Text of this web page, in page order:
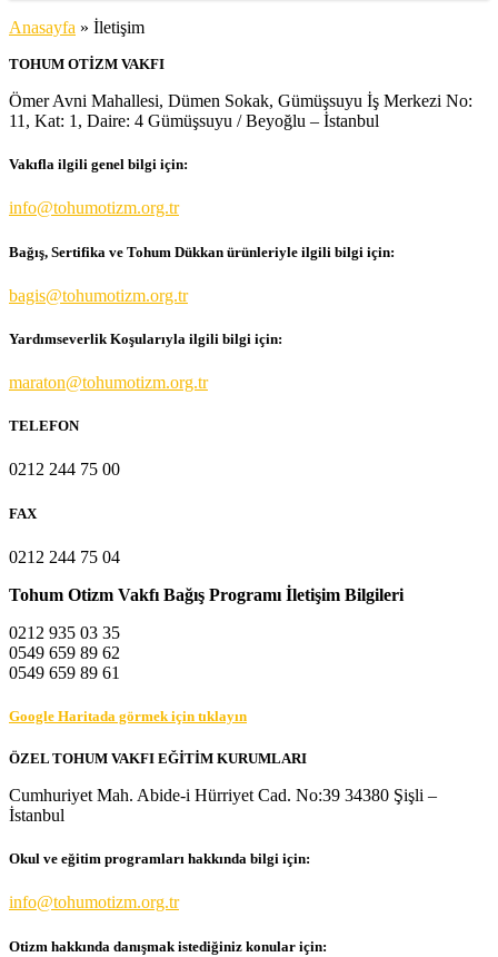
Anasayfa » İletişim
TOHUM OTİZM VAKFI
Ömer Avni Mahallesi, Dümen Sokak, Gümüşsuyu İş Merkezi No:
11, Kat: 1, Daire: 4 Gümüşsuyu / Beyoğlu – İstanbul
Vakıfla ilgili genel bilgi için:
info@tohumotizm.org.tr
Bağış, Sertifika ve Tohum Dükkan ürünleriyle ilgili bilgi için:
bagis@tohumotizm.org.tr
Yardımseverlik Koşularıyla ilgili bilgi için:
maraton@tohumotizm.org.tr
TELEFON
0212 244 75 00
FAX
0212 244 75 04
Tohum Otizm Vakfı Bağış Programı İletişim Bilgileri
0212 935 03 35
0549 659 89 62
0549 659 89 61
Google Haritada görmek için tıklayın
ÖZEL TOHUM VAKFI EĞİTİM KURUMLARI
Cumhuriyet Mah. Abide-i Hürriyet Cad. No:39 34380 Şişli –
İstanbul
Okul ve eğitim programları hakkında bilgi için:
info@tohumotizm.org.tr
Otizm hakkında danışmak istediğiniz konular için: